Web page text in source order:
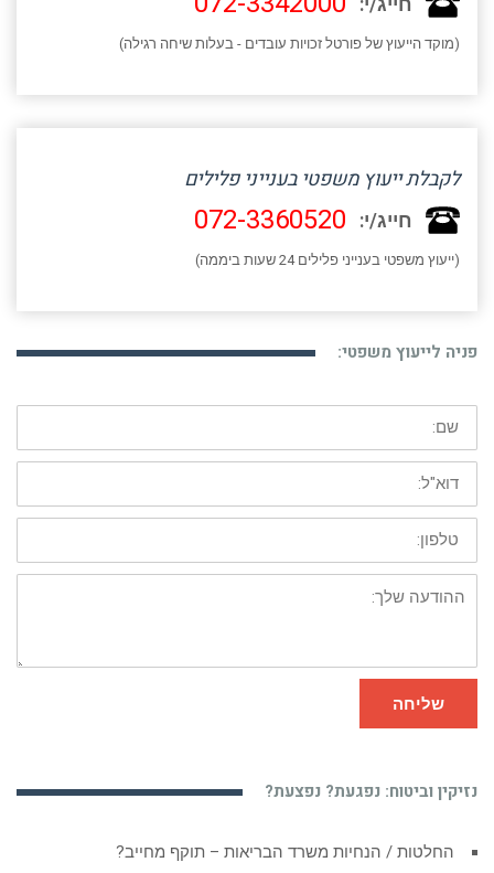
(מוקד הייעוץ של פורטל זכויות עובדים - בעלות שיחה רגילה)
לקבלת ייעוץ משפטי בענייני פלילים
חייג/י: 072-3360520
(ייעוץ משפטי בענייני פלילים 24 שעות ביממה)
פניה לייעוץ משפטי:
שם:
דוא"ל:
טלפון:
ההודעה
שלך:
שליחה
נזיקין וביטוח: נפגעת? נפצעת?
החלטות / הנחיות משרד הבריאות – תוקף מחייב?